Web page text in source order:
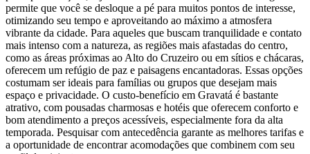
permite que você se desloque a pé para muitos pontos de interesse,
otimizando seu tempo e aproveitando ao máximo a atmosfera
vibrante da cidade. Para aqueles que buscam tranquilidade e contato
mais intenso com a natureza, as regiões mais afastadas do centro,
como as áreas próximas ao Alto do Cruzeiro ou em sítios e chácaras,
oferecem um refúgio de paz e paisagens encantadoras. Essas opções
costumam ser ideais para famílias ou grupos que desejam mais
espaço e privacidade. O custo-benefício em Gravatá é bastante
atrativo, com pousadas charmosas e hotéis que oferecem conforto e
bom atendimento a preços acessíveis, especialmente fora da alta
temporada. Pesquisar com antecedência garante as melhores tarifas e
a oportunidade de encontrar acomodações que combinem com seu